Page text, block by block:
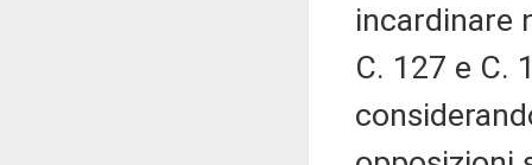
incardinare
C. 127 e C.